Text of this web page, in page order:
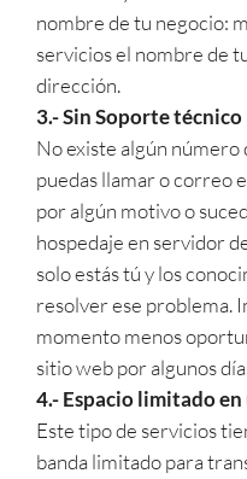
nombre de tu negocio:
servicios el nombre de
dirección.
3.- Sin Soporte técnico
No existe algún
puedas llamar o correo
por algún motivo o
hospedaje en servidor
solo estás tú y los
resolver ese problema.
momento menos
sitio web por algunos
4.- Espacio limitado
Este tipo de servicios
banda limitado para